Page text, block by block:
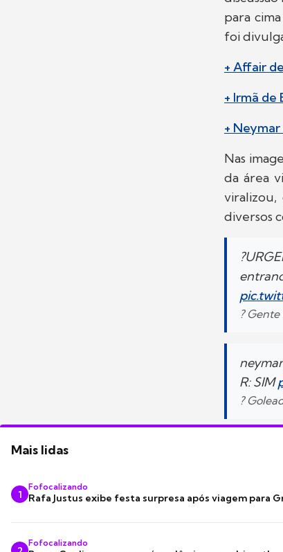
para
foi
+ Affair
+ Irmã
+
Nas
da área
viralizou,
diversos
?
R: SIM
?
Mais lidas
1
Fofocalizando
Rafa Justus exibe festa surpresa após viagem para
Fofocalizando